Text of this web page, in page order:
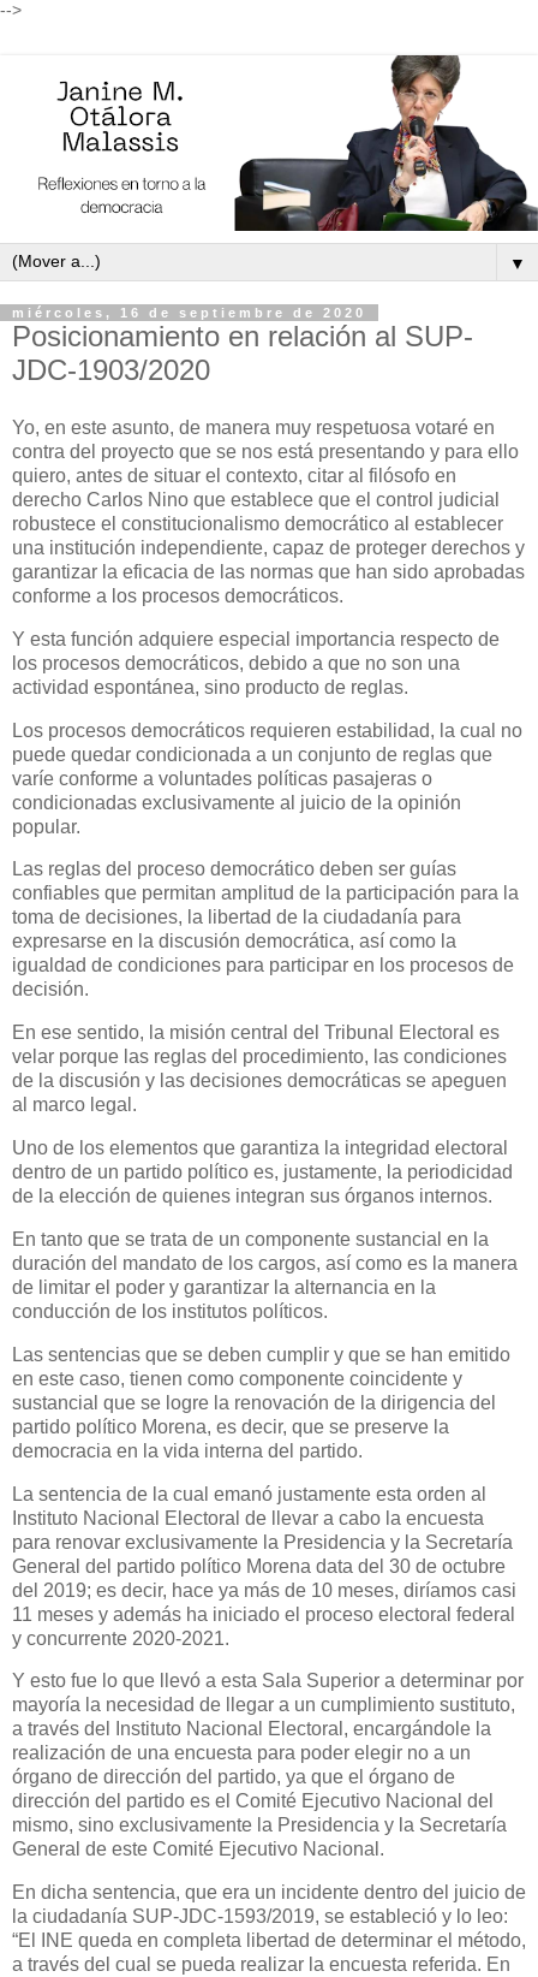
-->
▼
miércoles, 16 de septiembre de 2020
Posicionamiento en relación al SUP-
JDC-1903/2020
Yo, en este asunto, de manera muy respetuosa votaré en
contra del proyecto que se nos está presentando y para ello
quiero, antes de situar el contexto, citar al filósofo en
derecho Carlos Nino que establece que el control judicial
robustece el constitucionalismo democrático al establecer
una institución independiente, capaz de proteger derechos y
garantizar la eficacia de las normas que han sido aprobadas
conforme a los procesos democráticos.
Y esta función adquiere especial importancia respecto de
los procesos democráticos, debido a que no son una
actividad espontánea, sino producto de reglas.
Los procesos democráticos requieren estabilidad, la cual no
puede quedar condicionada a un conjunto de reglas que
varíe conforme a voluntades políticas pasajeras o
condicionadas exclusivamente al juicio de la opinión
popular.
Las reglas del proceso democrático deben ser guías
confiables que permitan amplitud de la participación para la
toma de decisiones, la libertad de la ciudadanía para
expresarse en la discusión democrática, así como la
igualdad de condiciones para participar en los procesos de
decisión.
En ese sentido, la misión central del Tribunal Electoral es
velar porque las reglas del procedimiento, las condiciones
de la discusión y las decisiones democráticas se apeguen
al marco legal.
Uno de los elementos que garantiza la integridad electoral
dentro de un partido político es, justamente, la periodicidad
de la elección de quienes integran sus órganos internos.
En tanto que se trata de un componente sustancial en la
duración del mandato de los cargos, así como es la manera
de limitar el poder y garantizar la alternancia en la
conducción de los institutos políticos.
Las sentencias que se deben cumplir y que se han emitido
en este caso, tienen como componente coincidente y
sustancial que se logre la renovación de la dirigencia del
partido político Morena, es decir, que se preserve la
democracia en la vida interna del partido.
La sentencia de la cual emanó justamente esta orden al
Instituto Nacional Electoral de llevar a cabo la encuesta
para renovar exclusivamente la Presidencia y la Secretaría
General del partido político Morena data del 30 de octubre
del 2019; es decir, hace ya más de 10 meses, diríamos casi
11 meses y además ha iniciado el proceso electoral federal
y concurrente 2020-2021.
Y esto fue lo que llevó a esta Sala Superior a determinar por
mayoría la necesidad de llegar a un cumplimiento sustituto,
a través del Instituto Nacional Electoral, encargándole la
realización de una encuesta para poder elegir no a un
órgano de dirección del partido, ya que el órgano de
dirección del partido es el Comité Ejecutivo Nacional del
mismo, sino exclusivamente la Presidencia y la Secretaría
General de este Comité Ejecutivo Nacional.
En dicha sentencia, que era un incidente dentro del juicio de
la ciudadanía SUP-JDC-1593/2019, se estableció y lo leo:
“El INE queda en completa libertad de determinar el método,
a través del cual se pueda realizar la encuesta referida. En